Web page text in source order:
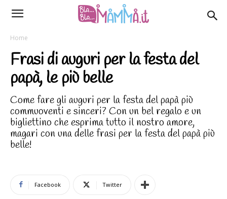
Home
Frasi di auguri per la festa del
papà, le più belle
Come fare gli auguri per la festa del papà più
commuoventi e sinceri? Con un bel regalo e un
bigliettino che esprima tutto il nostro amore,
magari con una delle frasi per la festa del papà più
belle!
Facebook Twitter